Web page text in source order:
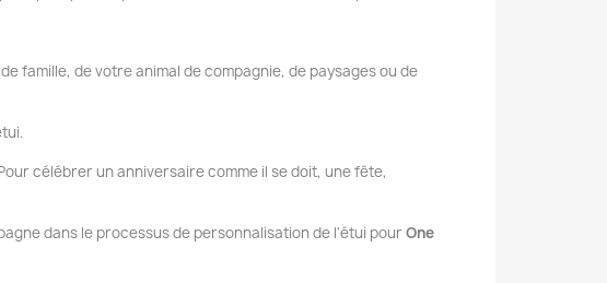
famille, de votre animal de compagnie, de paysages ou de
célébrer un anniversaire comme il se doit, une fête,
dans le processus de personnalisation de l'étui pour One